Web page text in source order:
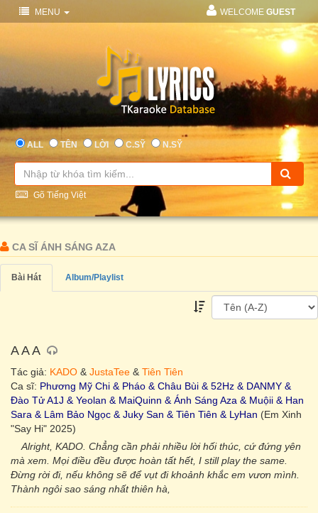
MENU WELCOME GUEST
ALL TÊN LỜI C.SỸ N.SỸ
Gõ Tiếng Việt
CA SĨ ÁNH SÁNG AZA
Bài Hát Album/Playlist
A A A
Tác giả: KADO & JustaTee & Tiên Tiên
Ca sĩ: Phương Mỹ Chi & Pháo & Châu Bùi & 52Hz & DANMY &
Đào Tử A1J & Yeolan & MaiQuinn & Ánh Sáng Aza & Muộii & Han
Sara & Lâm Bảo Ngọc & Juky San & Tiên Tiên & LyHan (Em Xinh
"Say Hi" 2025)
Alright, KADO. Chẳng cần phải nhiều lời hối thúc, cứ đứng yên
mà xem. Mọi điều đều được hoàn tất hết, I still play the same.
Đừng rời đi, nếu không sẽ để vụt đi khoảnh khắc em vươn mình.
Thành ngôi sao sáng nhất thiên hà,